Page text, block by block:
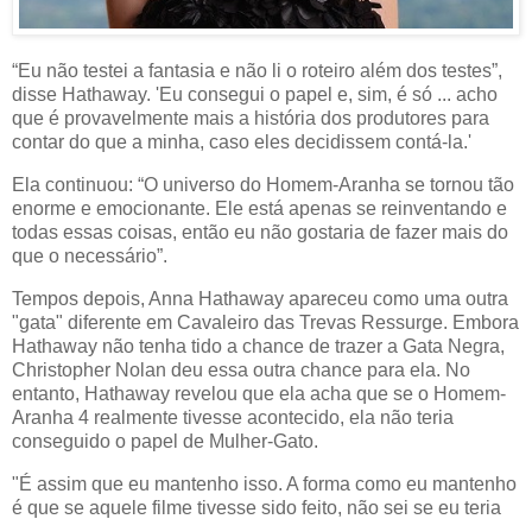
“Eu não testei a fantasia e não li o roteiro além dos testes”,
disse Hathaway. 'Eu consegui o papel e, sim, é só ... acho
que é provavelmente mais a história dos produtores para
contar do que a minha, caso eles decidissem contá-la.'
Ela continuou: “O universo do Homem-Aranha se tornou tão
enorme e emocionante. Ele está apenas se reinventando e
todas essas coisas, então eu não gostaria de fazer mais do
que o necessário”.
Tempos depois, Anna Hathaway apareceu como uma outra
"gata" diferente em Cavaleiro das Trevas Ressurge. Embora
Hathaway não tenha tido a chance de trazer a Gata Negra,
Christopher Nolan deu essa outra chance para ela. No
entanto, Hathaway revelou que ela acha que se o Homem-
Aranha 4 realmente tivesse acontecido, ela não teria
conseguido o papel de Mulher-Gato.
"É assim que eu mantenho isso. A forma como eu mantenho
é que se aquele filme tivesse sido feito, não sei se eu teria